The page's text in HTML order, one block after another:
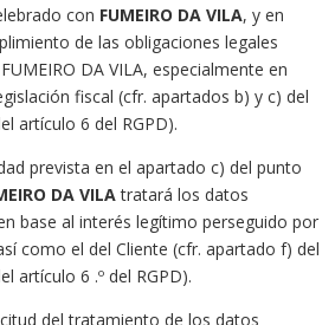
con FUMEIRO DA VILA, y en
de las obligaciones legales
DA VILA, especialmente en
fiscal (cfr. apartados b) y c) del
artículo 6 del RGPD).
prevista en el apartado c) del punto
DA VILAtratará los datos
base al interés legítimo perseguido por
como el del Cliente (cfr. apartado f) del
artículo 6 .º del RGPD).
del tratamiento de los datos